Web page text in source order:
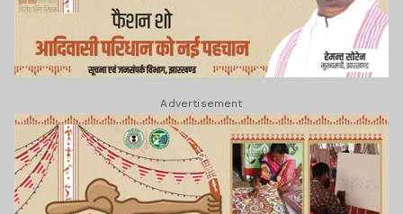
Advertisement